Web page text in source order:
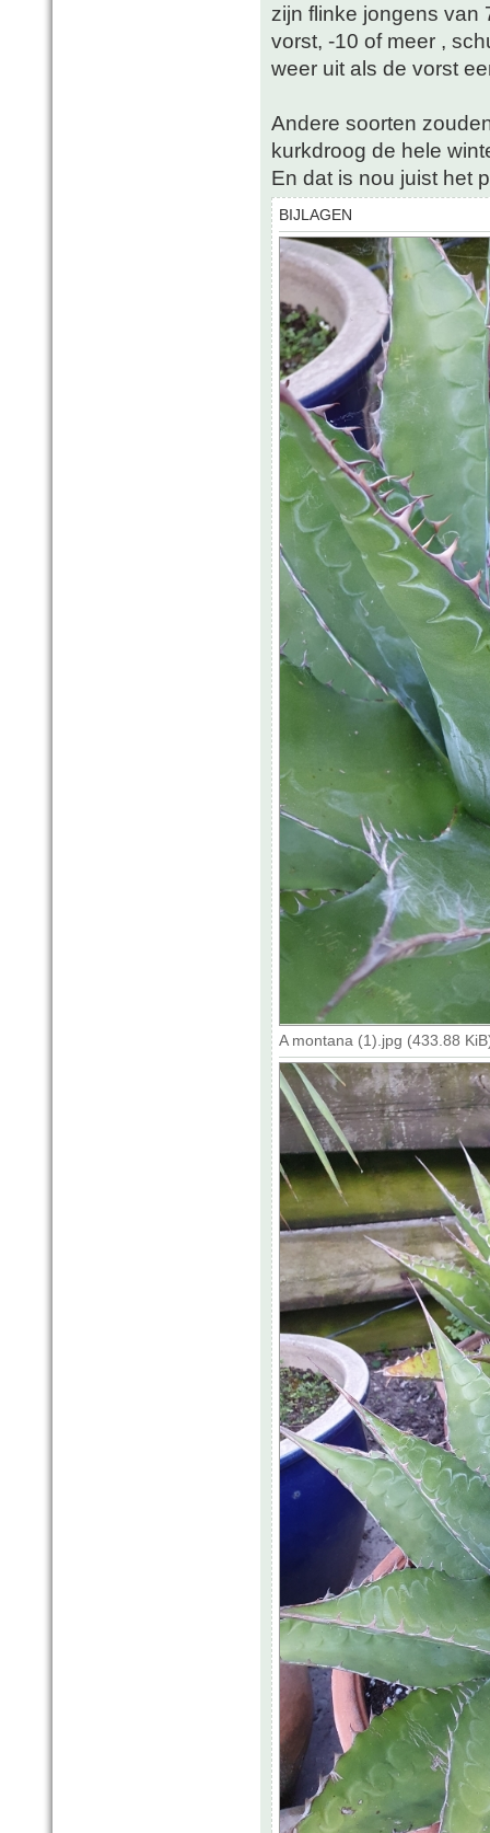
zijn flinke jongens van
vorst, -10 of meer ,
weer uit als de vorst
Andere soorten
kurkdroog de hele
En dat is nou juist het
BIJLAGEN
A montana (1).jpg (433.88